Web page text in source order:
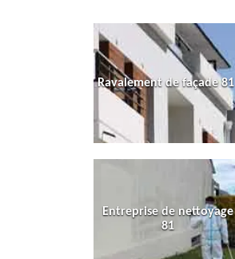
Ravalement de façade 81
Entreprise de nettoyage
81